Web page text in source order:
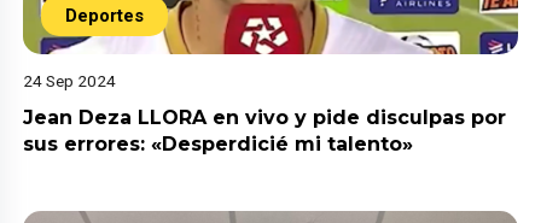
Deportes
24 Sep 2024
Jean Deza LLORA en vivo y pide disculpas por
sus errores: «Desperdicié mi talento»